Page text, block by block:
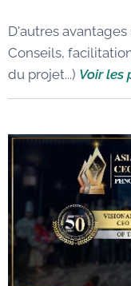
D'autres
Conseils,
du projet...) Voir les